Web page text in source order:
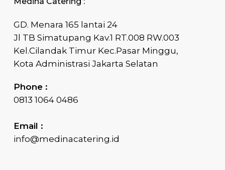
GD. Menara 165 lantai 24
Jl TB Simatupang Kav.1 RT.008 RW.003
Kel.Cilandak Timur Kec.Pasar Minggu,
Kota Administrasi Jakarta Selatan
Phone :
0813 1064 0486
Email :
info@medinacatering.id